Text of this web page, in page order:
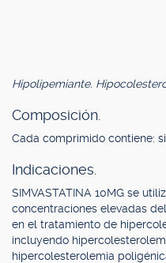
Hipolipemiante.
Composición.
Cada comprimido contiene:
Indicaciones.
SIMVASTATINA 10MG se
concentraciones elevadas
en el tratamiento de
incluyendo
hipercolesterolemia